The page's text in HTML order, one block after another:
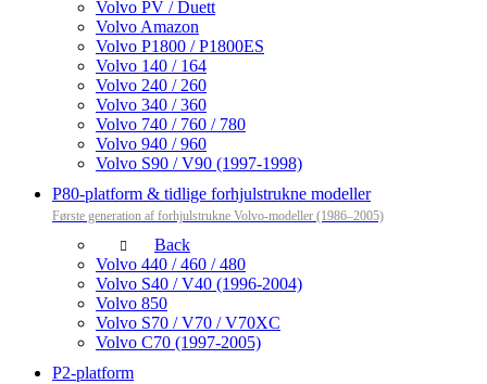
Volvo PV / Duett
Volvo Amazon
Volvo P1800 / P1800ES
Volvo 140 / 164
Volvo 240 / 260
Volvo 340 / 360
Volvo 740 / 760 / 780
Volvo 940 / 960
Volvo S90 / V90 (1997-1998)
P80-platform & tidlige forhjulstrukne modeller
Første generation af forhjulstrukne Volvo-modeller (1986–2005)
Back
Volvo 440 / 460 / 480
Volvo S40 / V40 (1996-2004)
Volvo 850
Volvo S70 / V70 / V70XC
Volvo C70 (1997-2005)
P2-platform